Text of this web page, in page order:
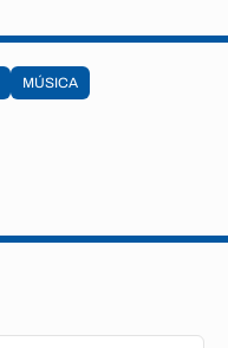
MÚSICA